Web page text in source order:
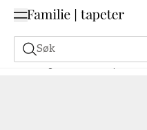
Søk
Maling Bestill basert på NCS